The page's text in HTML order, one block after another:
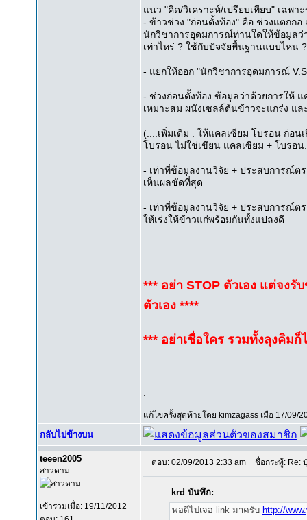
แนว "คิด/วิเคราะห์/เปรียบเทียบ" เฉพา
- ข้าวช่วง "ก่อนตั้งท้อง" คือ ช่วงแตกกอ
นักวิชาการอุดมการณ์ท่านใดให้ข้อมูลว่
เท่าไหร่ ? ใช้กับปัจจัยพื้นฐานแบบไหน ?
- แยกให้ออก "นักวิชาการอุดมการณ์
- ช่วงก่อนตั้งท้อง ข้อมูลว่าด้วยการให้
เหมาะสม ผนังเซลล์ต้นข้าวจะแกร่ง แ
(....เพิ่มเติม : ให้แคลเซียม โบรอน ก่อน
โบรอน ไม่ใช่เขียน แคลเซียม + โบรอน
- เท่าที่ข้อมูลงานวิจัย + ประสบการณ์ต
เห็นผลชัดที่สุด
- เท่าที่ข้อมูลงานวิจัย + ประสบการณ์ต
ให้เร่งให้ข้าวแก่พร้อมกันทั้งแปลงดี
*** อย่า STOP ตัวเอง แต่จง
ตัวเอง ****
*** อย่าเชื่อใคร รวมทั้งลุงคิมก็
แก้ไขครั้งสุดท้ายโดย kimzagass เมื่อ 17/09/
กลับไปข้างบน
teeen2005
สาวดาม
เข้าร่วมเมื่อ: 19/11/2012
ตอบ: 02/09/2013 2:33 am ชื่อกระทู้: Re:
krd บันทึก:
พอดีไปเจอ link มาครับ http://